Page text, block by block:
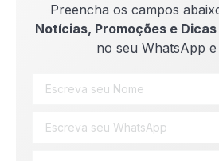
Preencha os campos
Notícias, Promoções e Dicas
no seu WhatsApp e